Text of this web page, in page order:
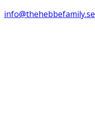
info@thehebbefamily.se